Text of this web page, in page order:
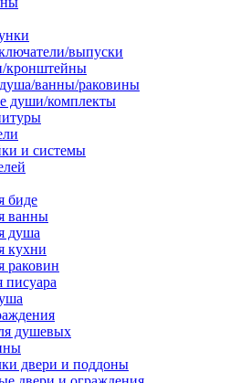
выпуски
кронштейны
ванны/раковины
души/комплекты
и системы
биде
ванны
душа
кухни
раковин
писуара
душевых
двери и поддоны